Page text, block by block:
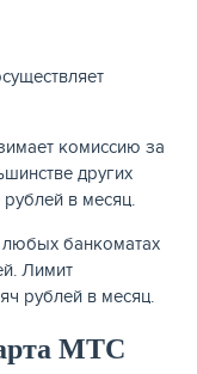
комиссию за
других
рублей в месяц.
банкоматах
Лимит
рублей в месяц.
МТС